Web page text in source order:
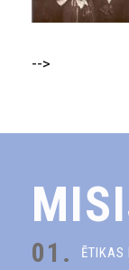
-->
01.